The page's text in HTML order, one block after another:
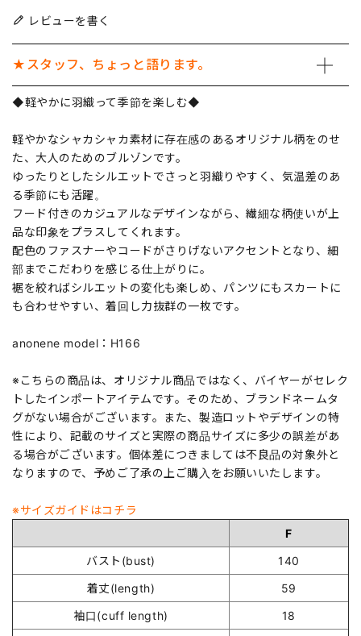
レビューを書く
★スタッフ、ちょっと語ります。
◆軽やかに羽織って季節を楽しむ◆
軽やかなシャカシャカ素材に存在感のあるオリジナル柄をのせ
た、大人のためのブルゾンです。
ゆったりとしたシルエットでさっと羽織りやすく、気温差のあ
る季節にも活躍。
フード付きのカジュアルなデザインながら、繊細な柄使いが上
品な印象をプラスしてくれます。
配色のファスナーやコードがさりげないアクセントとなり、細
部までこだわりを感じる仕上がりに。
裾を絞ればシルエットの変化も楽しめ、パンツにもスカートに
も合わせやすい、着回し力抜群の一枚です。
anonene model：H166
※こちらの商品は、オリジナル商品ではなく、バイヤーがセレク
トしたインポートアイテムです。そのため、ブランドネームタ
グがない場合がございます。また、製造ロットやデザインの特
性により、記載のサイズと実際の商品サイズに多少の誤差があ
る場合がございます。個体差につきましては不良品の対象外と
なりますので、予めご了承の上ご購入をお願いいたします。
※サイズガイドはコチラ
F
バスト(bust)
140
着丈(length)
59
袖口(cuff length)
18